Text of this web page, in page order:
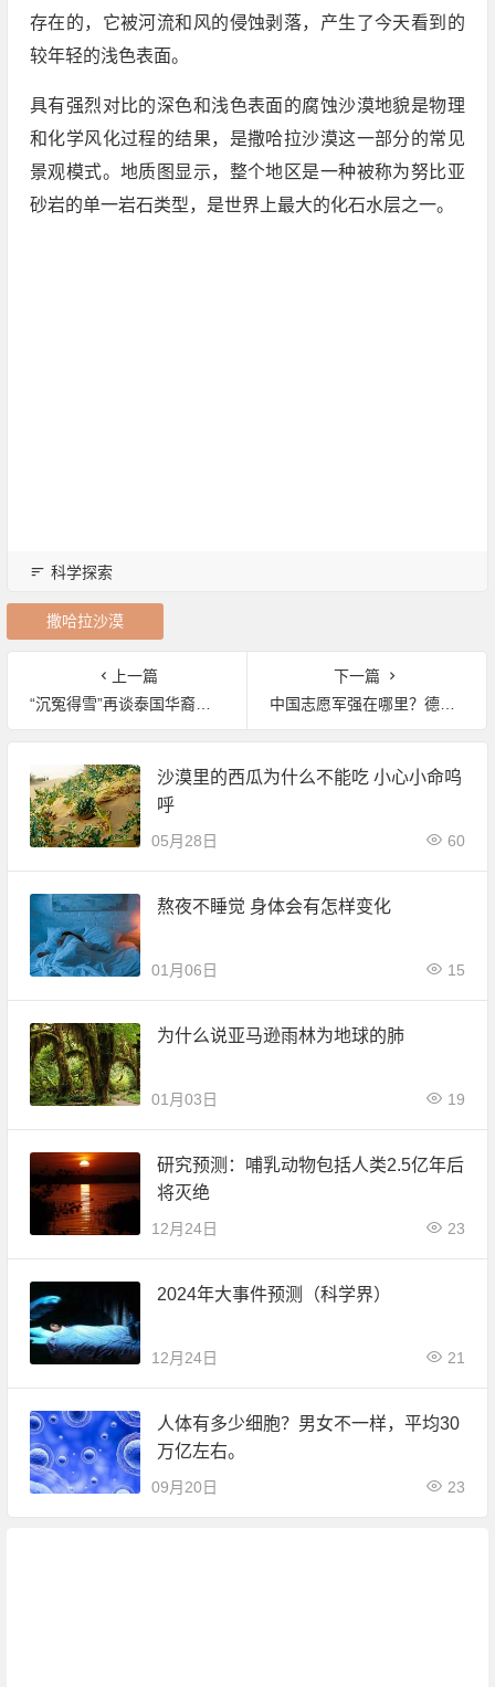
存在的，它被河流和风的侵蚀剥落，产生了今天看到的
较年轻的浅色表面。
具有强烈对比的深色和浅色表面的腐蚀沙漠地貌是物理
和化学风化过程的结果，是撒哈拉沙漠这一部分的常见
景观模式。地质图显示，整个地区是一种被称为努比亚
砂岩的单一岩石类型，是世界上最大的化石水层之一。
科学探索
撒哈拉沙漠
上一篇
“沉冤得雪”再谈泰国华裔食人魔细伟，曾被制成干尸展示60年。
下一篇
中国志愿军强在哪里？德国人给出了答案
沙漠里的西瓜为什么不能吃 小心小命呜
呼
05月28日 60
熬夜不睡觉 身体会有怎样变化
01月06日 15
为什么说亚马逊雨林为地球的肺
01月03日 19
研究预测：哺乳动物包括人类2.5亿年后
将灭绝
12月24日 23
2024年大事件预测（科学界）
12月24日 21
人体有多少细胞？男女不一样，平均30
万亿左右。
09月20日 23